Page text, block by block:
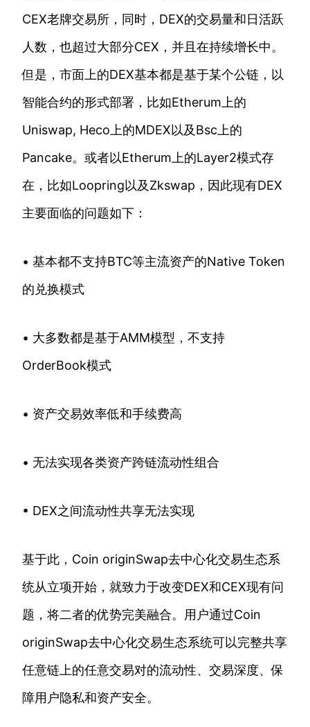
CEX老牌交易所，同时，DEX的交易量和日活跃
人数，也超过大部分CEX，并且在持续增长中。
但是，市面上的DEX基本都是基于某个公链，以
智能合约的形式部署，比如Etherum上的
Uniswap, Heco上的MDEX以及Bsc上的
Pancake。或者以Etherum上的Layer2模式存
在，比如Loopring以及Zkswap，因此现有DEX
主要面临的问题如下：
• 基本都不支持BTC等主流资产的Native Token
的兑换模式
• 大多数都是基于AMM模型，不支持
OrderBook模式
• 资产交易效率低和手续费高
• 无法实现各类资产跨链流动性组合
• DEX之间流动性共享无法实现
基于此，Coin originSwap去中心化交易生态系
统从立项开始，就致力于改变DEX和CEX现有问
题，将二者的优势完美融合。用户通过Coin
originSwap去中心化交易生态系统可以完整共享
任意链上的任意交易对的流动性、交易深度、保
障用户隐私和资产安全。